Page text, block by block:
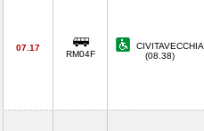
07.17
RM04F
CIVITAVECCHIA
(08.38)